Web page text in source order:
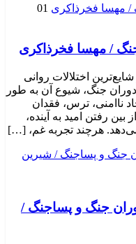
01
/ مهسا فخرذاکری
اختلالات روانی
جنگ، شیوع آن به طور
ناامنی، ترس، فقدان
رفتن امید به آینده،
هرچند تجربه غم، […]
جنگ و پساجنگ /